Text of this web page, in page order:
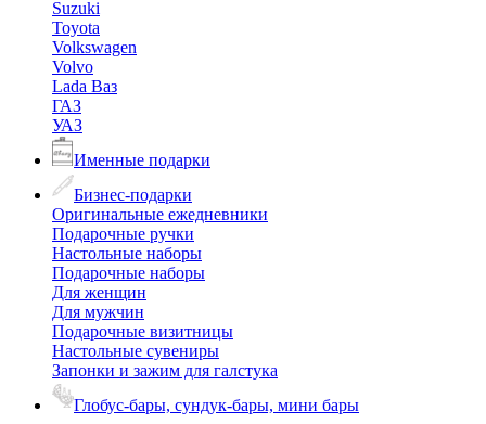
Suzuki
Toyota
Volkswagen
Volvo
Lada Ваз
ГАЗ
УАЗ
Именные подарки
Бизнес-подарки
Оригинальные ежедневники
Подарочные ручки
Настольные наборы
Подарочные наборы
Для женщин
Для мужчин
Подарочные визитницы
Настольные сувениры
Запонки и зажим для галстука
Глобус-бары, сундук-бары, мини бары